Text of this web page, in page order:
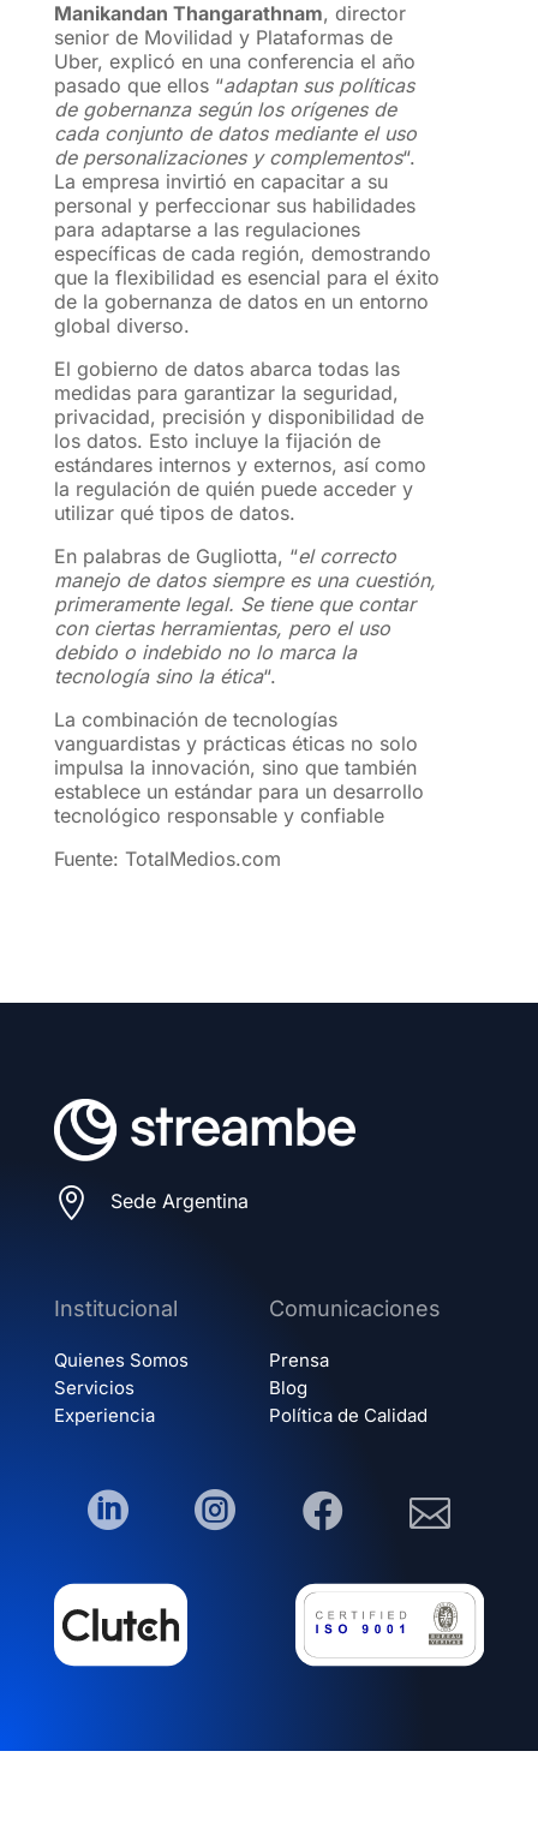
Manikandan Thangarathnam, director
senior de Movilidad y Plataformas de
Uber, explicó en una conferencia el año
pasado que ellos “adaptan sus políticas
de gobernanza según los orígenes de
cada conjunto de datos mediante el uso
de personalizaciones y complementos“.
La empresa invirtió en capacitar a su
personal y perfeccionar sus habilidades
para adaptarse a las regulaciones
específicas de cada región, demostrando
que la flexibilidad es esencial para el éxito
de la gobernanza de datos en un entorno
global diverso.
El gobierno de datos abarca todas las
medidas para garantizar la seguridad,
privacidad, precisión y disponibilidad de
los datos. Esto incluye la fijación de
estándares internos y externos, así como
la regulación de quién puede acceder y
utilizar qué tipos de datos.
En palabras de Gugliotta, “el correcto
manejo de datos siempre es una cuestión,
primeramente legal. Se tiene que contar
con ciertas herramientas, pero el uso
debido o indebido no lo marca la
tecnología sino la ética“.
La combinación de tecnologías
vanguardistas y prácticas éticas no solo
impulsa la innovación, sino que también
establece un estándar para un desarrollo
tecnológico responsable y confiable
Fuente: TotalMedios.com
 Sede Argentina
Institucional
Quienes Somos
Servicios
Experiencia
Comunicaciones
Prensa
Blog
Política de Calidad
   